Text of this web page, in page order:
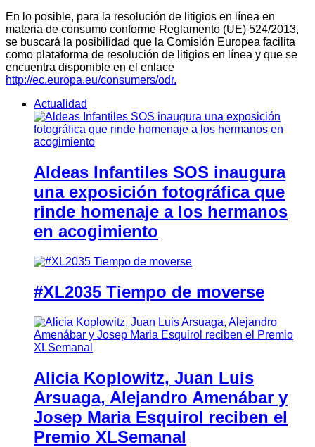
En lo posible, para la resolución de litigios en línea en
materia de consumo conforme Reglamento (UE) 524/2013,
se buscará la posibilidad que la Comisión Europea facilita
como plataforma de resolución de litigios en línea y que se
encuentra disponible en el enlace
http://ec.europa.eu/consumers/odr.
Actualidad
Aldeas Infantiles SOS inaugura
una exposición fotográfica que
rinde homenaje a los hermanos
en acogimiento
#XL2035 Tiempo de moverse
Alicia Koplowitz, Juan Luis
Arsuaga, Alejandro Amenábar y
Josep Maria Esquirol reciben el
Premio XLSemanal